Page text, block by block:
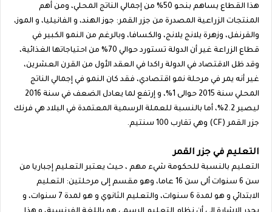
هذا القطاع يساهم بنحو 50% من إجمالي الناتج المحلي، ومن أهم
المنتجات الزراعية المصدرة من جزر القمر: جوز الهند، و الفانيليا، و الموز،
والقرنفل، وزهرة يلانج يلانج، والكسافا، وبالرغم من النمو الكبير في
قطاع الزراعة غير أن الدولة تستورد حوالي 70% من احتياجاتها الغذائية،
وقد ظل الاقتصاد في الدولة راكدا في العقد الأول من القرن العشرين،
غير أنه يمر في مرحلة نمو اقتصادي، فقد كان النمو في إجمالي الناتج
المحلي سنة 2015 حوالى 1%، و إرتفع لما يعادل الضعف في سنة 2016
ليصير 2.2%، أما بالنسبة للعملة الرسمية المعتمدة في البلاد هي فرنك
جزر القمر (CF) وهي تقارب 100 سنتيم.
التعليم في جزر القمر
التعليم بالنسبة للحكومة شيء مهم ، حيث يعتبر التعليم إجباريا من
سن 6 سنوات ألى سن 16 عاما، وهو مقسم إلى مرحلتين: التعليم
الابتدائي و هو لمدة 6 سنوات، والتعليم الثانوي و هو لمدة 7 سنوات، و